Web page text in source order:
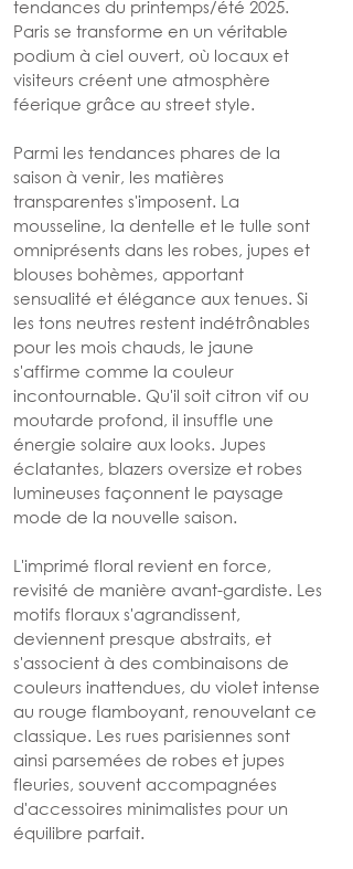
tendances du printemps/été 2025.
Paris se transforme en un véritable
podium à ciel ouvert, où locaux et
visiteurs créent une atmosphère
féerique grâce au street style.
Parmi les tendances phares de la
saison à venir, les matières
transparentes s'imposent. La
mousseline, la dentelle et le tulle sont
omniprésents dans les robes, jupes et
blouses bohèmes, apportant
sensualité et élégance aux tenues. Si
les tons neutres restent indétrônables
pour les mois chauds, le jaune
s'affirme comme la couleur
incontournable. Qu'il soit citron vif ou
moutarde profond, il insuffle une
énergie solaire aux looks. Jupes
éclatantes, blazers oversize et robes
lumineuses façonnent le paysage
mode de la nouvelle saison.
L'imprimé floral revient en force,
revisité de manière avant-gardiste. Les
motifs floraux s'agrandissent,
deviennent presque abstraits, et
s'associent à des combinaisons de
couleurs inattendues, du violet intense
au rouge flamboyant, renouvelant ce
classique. Les rues parisiennes sont
ainsi parsemées de robes et jupes
fleuries, souvent accompagnées
d'accessoires minimalistes pour un
équilibre parfait.